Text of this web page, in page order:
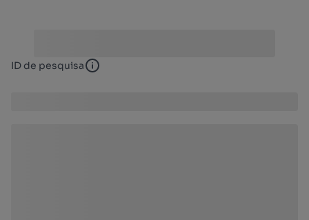
ID de pesquisa ID de pesquisa